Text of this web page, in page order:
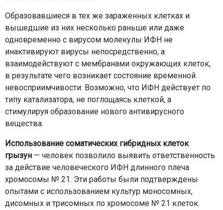
Образовавшиеся в тех же зараженных клетках и
вышедшие из них несколько раньше или даже
одновременно с вирусом молекулы ИФН не
инактивируют вирусы непосредственно, а
взаимодействуют с мембранами окружающих клеток,
в результате чего возникает состояние временной
невосприимчивости. Возможно, что ИФН действует по
типу катализатора, не поглощаясь клеткой, а
стимулируя образование нового антивирусного
вещества.
Использование соматических гибридных клеток
грызун — человек позволило выявить ответственность
за действие человеческого ИФН длинного плеча
хромосомы № 21. Эти работы были подтверждены
опытами с использованием культур моносомных,
дисомных и трисомных по хромосоме № 21 клеток.